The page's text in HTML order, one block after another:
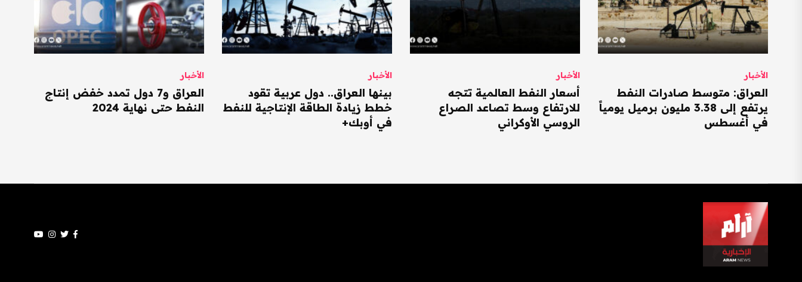
الأخبار
العراق: متوسط صادرات النفط
يرتفع إلى 3.38 مليون برميل يومياً
في أغسطس
الأخبار
أسعار النفط العالمية تتجه
للارتفاع وسط تصاعد الصراع
الروسي الأوكراني
الأخبار
بينها العراق.. دول عربية تقود
خطط زيادة الطاقة الإنتاجية للنفط
في أوبك+
الأخبار
العراق و7 دول تمدد خفض إنتاج
النفط حتى نهاية 2024